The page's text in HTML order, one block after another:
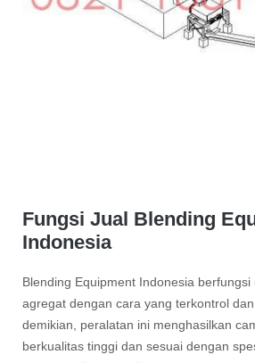
Fungsi Jual Blending
Indonesia
Blending Equipment Indonesia
agregat dengan cara yang terkontrol
demikian, peralatan ini menghasilkan
berkualitas tinggi dan sesuai dengan